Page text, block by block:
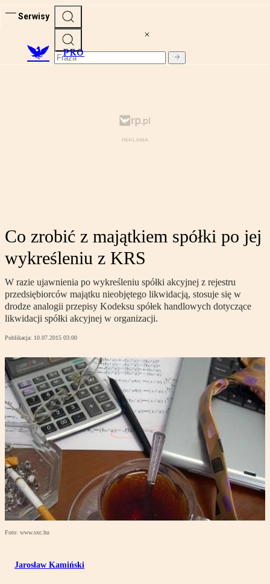
Serwisy
PRO
Co zrobić z majątkiem spółki po jej
wykreśleniu z KRS
W razie ujawnienia po wykreśleniu spółki akcyjnej z rejestru
przedsiębiorców majątku nieobjętego likwidacją, stosuje się w
drodze analogii przepisy Kodeksu spółek handlowych dotyczące
likwidacji spółki akcyjnej w organizacji.
Publikacja: 10.07.2015 03:00
Foto: www.sxc.hu
Jarosław Kamiński